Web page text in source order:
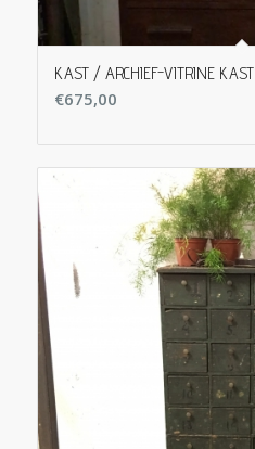
KAST / ARCHIEF-VITRINE KAST
€675,00